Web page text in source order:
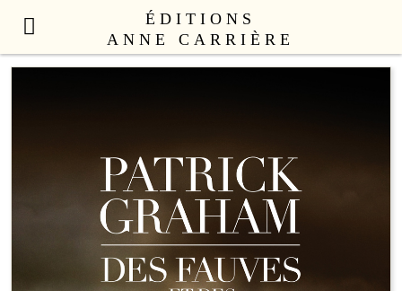
ÉDITIONS
ANNE CARRIÈRE
NON FICTION
ANNE CARRIÈRE UNIVERS
SEX APPEAL
CATALOGUE